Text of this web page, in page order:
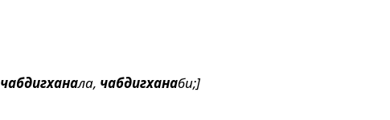
чабдигханала, чабдигханаби;]